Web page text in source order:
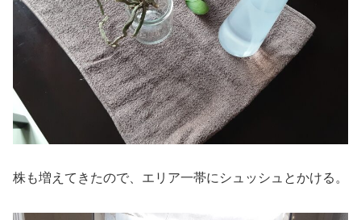
株も増えてきたので、エリア一帯にシュッシュとかける。